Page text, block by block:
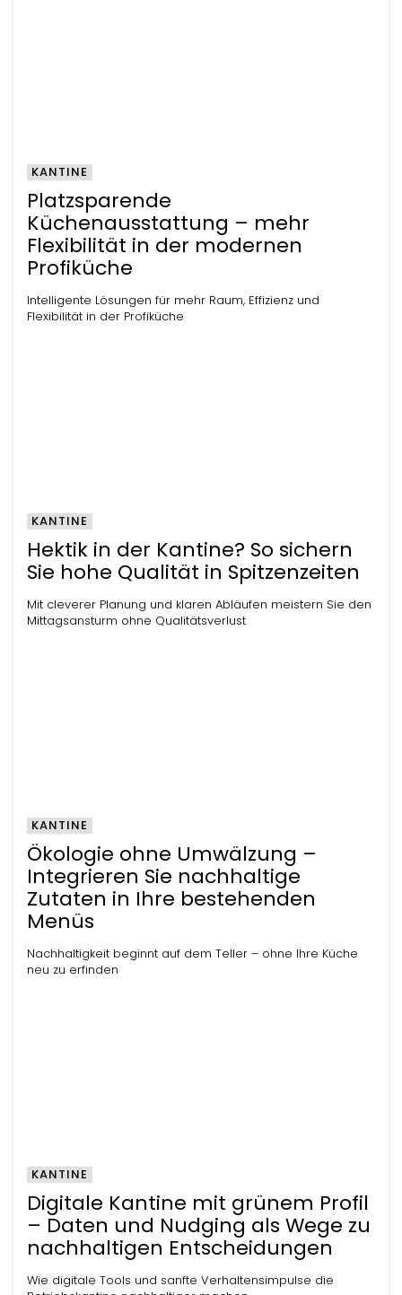
Platzsparende
Küchenausstattung – mehr
Flexibilität in der modernen
Profiküche
Intelligente Lösungen für mehr Raum, Effizienz und
Flexibilität in der Profiküche
KANTINE
Hektik in der Kantine? So sichern
Sie hohe Qualität in Spitzenzeiten
Mit cleverer Planung und klaren Abläufen meistern Sie den
Mittagsansturm ohne Qualitätsverlust
KANTINE
Ökologie ohne Umwälzung –
Integrieren Sie nachhaltige
Zutaten in Ihre bestehenden
Menüs
Nachhaltigkeit beginnt auf dem Teller – ohne Ihre Küche
neu zu erfinden
KANTINE
Digitale Kantine mit grünem Profil
– Daten und Nudging als Wege zu
nachhaltigen Entscheidungen
Wie digitale Tools und sanfte Verhaltensimpulse die
KANTINE